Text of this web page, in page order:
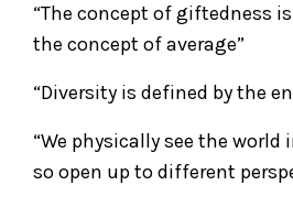
“The concept of giftedness
the concept of average”
“Diversity is defined by the
“We physically see the
so open up to different